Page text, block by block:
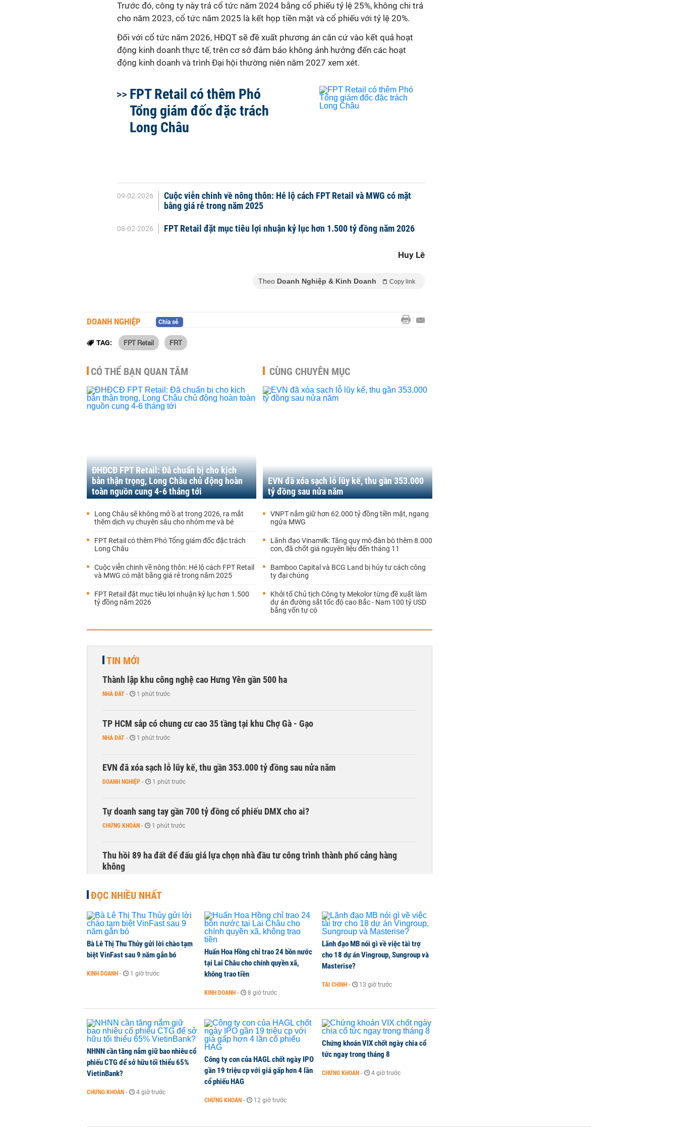
Trước đó, công ty này trả cổ tức năm 2024 bằng cổ phiếu tỷ lệ 25%, không chi trả
cho năm 2023, cổ tức năm 2025 là kết họp tiền mặt và cổ phiếu với tỷ lệ 20%.
Đối với cổ tức năm 2026, HĐQT sẽ đề xuất phương án căn cứ vào kết quả hoạt
động kinh doanh thực tế, trên cơ sở đảm bảo không ảnh hưởng đến các hoạt
động kinh doanh và trình Đại hội thường niên năm 2027 xem xét.
FPT Retail có thêm Phó
Tổng giám đốc đặc trách
Long Châu
09-02-2026
Cuộc viễn chinh về nông thôn: Hé lộ cách FPT Retail và MWG có mặt
bằng giá rẻ trong năm 2025
08-02-2026 FPT Retail đặt mục tiêu lợi nhuận kỷ lục hơn 1.500 tỷ đồng năm 2026
Huy Lê
Theo Doanh Nghiệp & Kinh Doanh Copy link
DOANH NGHIỆP Chia sẻ
TAG: FPT Retail FRT
CÓ THỂ BẠN QUAN TÂM
ĐHĐCĐ FPT Retail: Đã chuẩn bị cho kịch
bản thận trọng, Long Châu chủ động hoàn
toàn nguồn cung 4-6 tháng tới
Long Châu sẽ không mở ồ ạt trong 2026, ra mắt
thêm dịch vụ chuyên sâu cho nhóm mẹ và bé
FPT Retail có thêm Phó Tổng giám đốc đặc trách
Long Châu
Cuộc viễn chinh về nông thôn: Hé lộ cách FPT Retail
và MWG có mặt bằng giá rẻ trong năm 2025
FPT Retail đặt mục tiêu lợi nhuận kỷ lục hơn 1.500
tỷ đồng năm 2026
CÙNG CHUYÊN MỤC
EVN đã xóa sạch lỗ lũy kế, thu gần 353.000
tỷ đồng sau nửa năm
VNPT nắm giữ hơn 62.000 tỷ đồng tiền mặt, ngang
ngửa MWG
Lãnh đạo Vinamilk: Tăng quy mô đàn bò thêm 8.000
con, đã chốt giá nguyên liệu đến tháng 11
Bamboo Capital và BCG Land bị hủy tư cách công
ty đại chúng
Khởi tố Chủ tịch Công ty Mekolor từng đề xuất làm
dự án đường sắt tốc độ cao Bắc - Nam 100 tỷ USD
bằng vốn tự có
TIN MỚI
Thành lập khu công nghệ cao Hưng Yên gần 500 ha
NHÀ ĐẤT - 1 phút trước
TP HCM sắp có chung cư cao 35 tầng tại khu Chợ Gà - Gạo
NHÀ ĐẤT - 1 phút trước
EVN đã xóa sạch lỗ lũy kế, thu gần 353.000 tỷ đồng sau nửa năm
DOANH NGHIỆP - 1 phút trước
Tự doanh sang tay gần 700 tỷ đồng cổ phiếu DMX cho ai?
CHỨNG KHOÁN - 1 phút trước
Thu hồi 89 ha đất để đấu giá lựa chọn nhà đầu tư công trình thành phố cảng hàng
không
Dòng tiền ngoại bất ngờ trở lại TTCK, ai đã mua vào?
CHỨNG KHOÁN 1 phút trước
Kiến nghị đưa người bán hàng online, lao động công trình đóng BHXH bắt buộc
TikToker Khánh Sky, Vua Quạt, Hồ Văn Khoa bị khởi tố
ĐỌC NHIỀU NHẤT
Bà Lê Thị Thu Thủy gửi lời chào tạm
biệt VinFast sau 9 năm gắn bó
KINH DOANH - 1 giờ trước
Huấn Hoa Hồng chỉ trao 24 bồn nước
tại Lai Châu cho chính quyền xã,
không trao tiền
KINH DOANH - 8 giờ trước
Lãnh đạo MB nói gì về việc tài trợ
cho 18 dự án Vingroup, Sungroup và
Masterise?
TÀI CHÍNH - 13 giờ trước
NHNN cần tăng nắm giữ bao nhiêu cổ
phiếu CTG để sở hữu tối thiểu 65%
VietinBank?
CHỨNG KHOÁN - 4 giờ trước
Công ty con của HAGL chốt ngày IPO
gần 19 triệu cp với giá gấp hơn 4 lần
cổ phiếu HAG
CHỨNG KHOÁN - 12 giờ trước
Chứng khoán VIX chốt ngày chia cổ
tức ngay trong tháng 8
CHỨNG KHOÁN - 4 giờ trước